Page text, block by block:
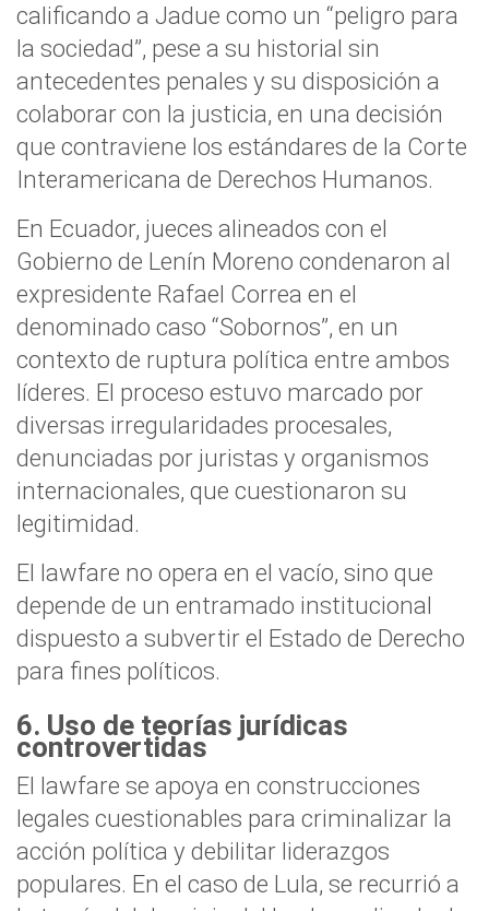
calificando a Jadue como un “peligro para
la sociedad”, pese a su historial sin
antecedentes penales y su disposición a
colaborar con la justicia, en una decisión
que contraviene los estándares de la Corte
Interamericana de Derechos Humanos.
En Ecuador, jueces alineados con el
Gobierno de Lenín Moreno condenaron al
expresidente Rafael Correa en el
denominado caso “Sobornos”, en un
contexto de ruptura política entre ambos
líderes. El proceso estuvo marcado por
diversas irregularidades procesales,
denunciadas por juristas y organismos
internacionales, que cuestionaron su
legitimidad.
El lawfare no opera en el vacío, sino que
depende de un entramado institucional
dispuesto a subvertir el Estado de Derecho
para fines políticos.
6. Uso de teorías jurídicas
controvertidas
El lawfare se apoya en construcciones
legales cuestionables para criminalizar la
acción política y debilitar liderazgos
populares. En el caso de Lula, se recurrió a